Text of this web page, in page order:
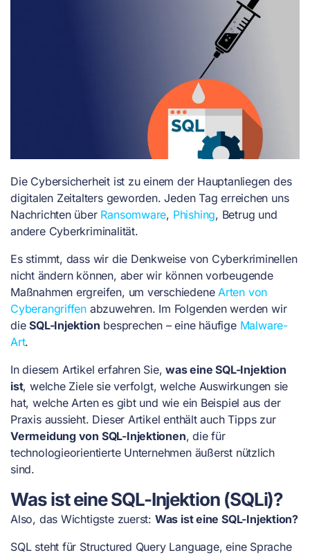
Die Cybersicherheit ist zu einem der Hauptanliegen des
digitalen Zeitalters geworden. Jeden Tag erreichen uns
Nachrichten über Ransomware, Phishing, Betrug und
andere Cyberkriminalität.
Es stimmt, dass wir die Denkweise von Cyberkriminellen
nicht ändern können, aber wir können vorbeugende
Maßnahmen ergreifen, um verschiedene Arten von
Cyberangriffen abzuwehren. Im Folgenden werden wir
dieSQL-Injektion besprechen – eine häufige Malware-
Art.
In diesem Artikel erfahren Sie,was eine SQL-Injektion
ist, welche Ziele sie verfolgt, welche Auswirkungen sie
hat, welche Arten es gibt und wie ein Beispiel aus der
Praxis aussieht. Dieser Artikel enthält auch Tipps zur
Vermeidung von SQL-Injektionen, die für
technologieorientierte Unternehmen äußerst nützlich
sind.
Was ist eine SQL-Injektion (SQLi)?
Also, das Wichtigste zuerst: Was ist eine SQL-Injektion?
SQL steht für Structured Query Language, eine Sprache